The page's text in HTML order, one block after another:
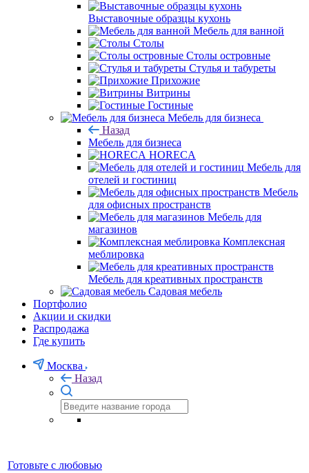
Выставочные образцы кухонь
Мебель для ванной
Столы
Столы островные
Стулья и табуреты
Прихожие
Витрины
Гостиные
Мебель для бизнеса
Назад
Мебель для бизнеса
HORECA
Мебель для
отелей и гостиниц
Мебель
для офисных пространств
Мебель для
магазинов
Комплексная
меблировка
Мебель для креативных пространств
Садовая мебель
Портфолио
Акции и скидки
Распродажа
Где купить
Москва
Назад
Готовьте с любовью